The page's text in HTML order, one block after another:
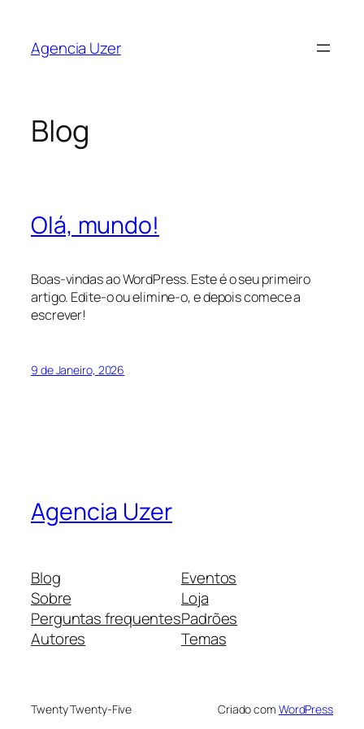
Agencia Uzer
Blog
Olá, mundo!
Boas-vindas ao WordPress. Este é o seu primeiro
artigo. Edite-o ou elimine-o, e depois comece a
escrever!
9 de Janeiro, 2026
Agencia Uzer
Blog
Sobre
Perguntas frequentes
Autores
Eventos
Loja
Padrões
Temas
Twenty Twenty-Five Criado com WordPress